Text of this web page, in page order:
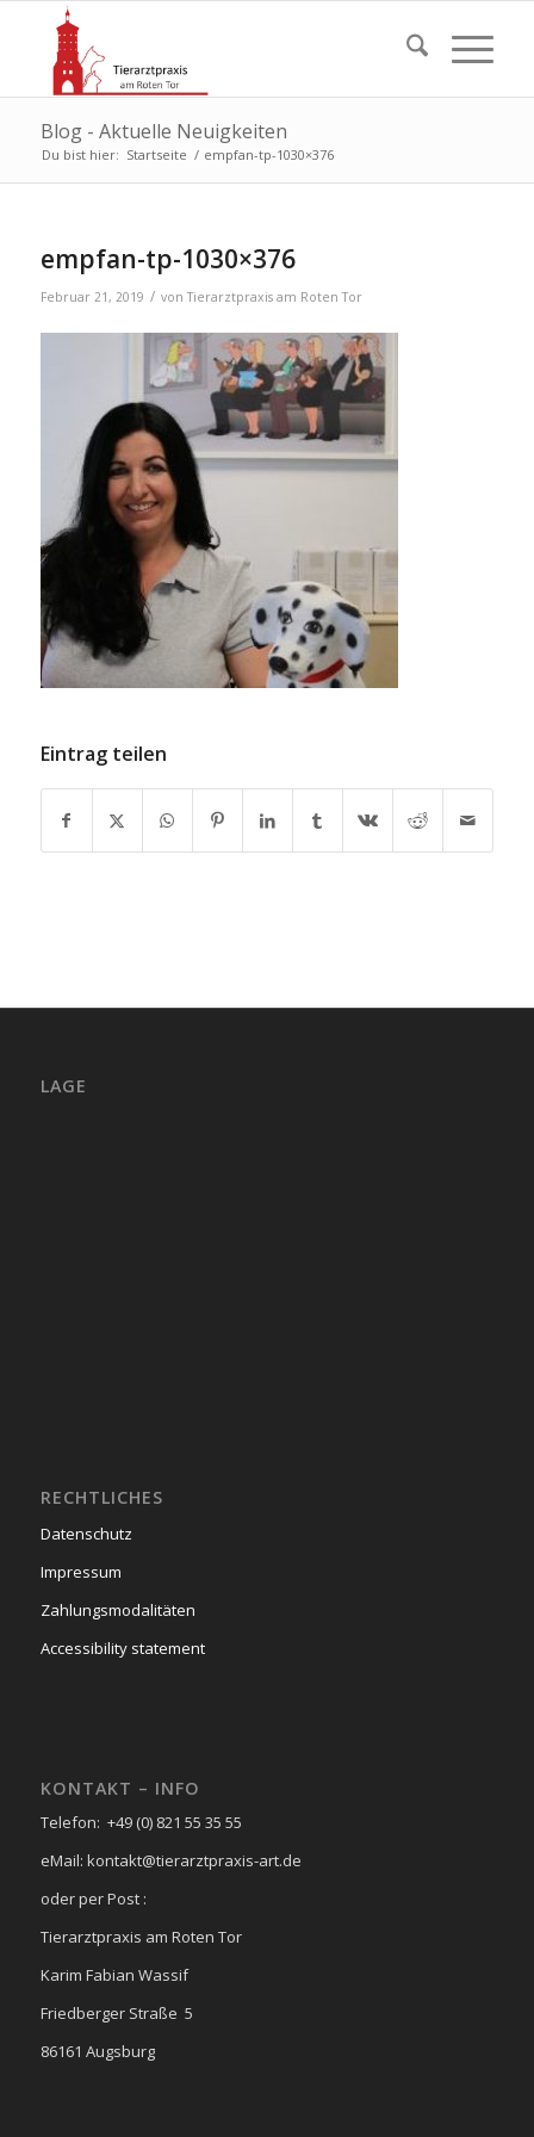
Blog - Aktuelle Neuigkeiten
Du bist hier: Startseite / empfan-tp-1030×376
empfan-tp-1030×376
Februar 21, 2019 / vonTierarztpraxis am Roten Tor
Eintrag teilen
LAGE
RECHTLICHES
Datenschutz
Impressum
Zahlungsmodalitäten
Accessibility statement
KONTAKT – INFO
Telefon: +49 (0) 821 55 35 55
eMail: kontakt@tierarztpraxis-art.de
oder per Post :
Tierarztpraxis am Roten Tor
Karim Fabian Wassif
Friedberger Straße 5
86161 Augsburg